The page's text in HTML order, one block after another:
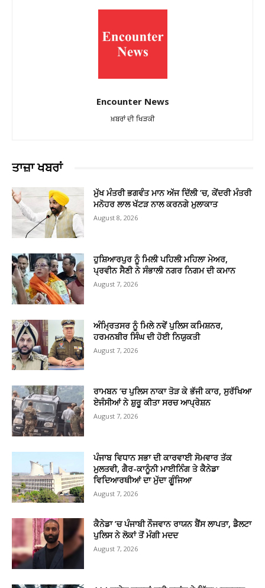
Encounter News
ਖ਼ਬਰਾਂ ਦੀ ਖਿੜਕੀ
ਤਾਜ਼ਾ ਖਬਰਾਂ
ਮੁੱਖ ਮੰਤਰੀ ਭਗਵੰਤ ਮਾਨ ਅੱਜ ਦਿੱਲੀ ’ਚ, ਕੇਂਦਰੀ ਮੰਤਰੀ
ਮਨੋਹਰ ਲਾਲ ਖੱਟੜ ਨਾਲ ਕਰਨਗੇ ਮੁਲਾਕਾਤ
August 8, 2026
ਹੁਸ਼ਿਆਰਪੁਰ ਨੂੰ ਮਿਲੀ ਪਹਿਲੀ ਮਹਿਲਾ ਮੇਅਰ,
ਪ੍ਰਵੀਨ ਸੈਣੀ ਨੇ ਸੰਭਾਲੀ ਨਗਰ ਨਿਗਮ ਦੀ ਕਮਾਨ
August 7, 2026
ਅੰਮ੍ਰਿਤਸਰ ਨੂੰ ਮਿਲੇ ਨਵੇਂ ਪੁਲਿਸ ਕਮਿਸ਼ਨਰ,
ਹਰਮਨਬੀਰ ਸਿੰਘ ਦੀ ਹੋਈ ਨਿਯੁਕਤੀ
August 7, 2026
ਰਾਮਬਨ ’ਚ ਪੁਲਿਸ ਨਾਕਾ ਤੋੜ ਕੇ ਭੱਜੀ ਕਾਰ, ਸੁਰੱਖਿਆ
ਏਜੰਸੀਆਂ ਨੇ ਸ਼ੁਰੂ ਕੀਤਾ ਸਰਚ ਆਪ੍ਰੇਸ਼ਨ
August 7, 2026
ਪੰਜਾਬ ਵਿਧਾਨ ਸਭਾ ਦੀ ਕਾਰਵਾਈ ਸੋਮਵਾਰ ਤੱਕ
ਮੁਲਤਵੀ, ਗੈਰ-ਕਾਨੂੰਨੀ ਮਾਈਨਿੰਗ ਤੇ ਕੈਨੇਡਾ
ਵਿਦਿਆਰਥੀਆਂ ਦਾ ਮੁੱਦਾ ਗੂੰਜਿਆ
August 7, 2026
ਕੈਨੇਡਾ ’ਚ ਪੰਜਾਬੀ ਨੌਜਵਾਨ ਰਾਯਨ ਬੈਂਸ ਲਾਪਤਾ, ਡੈਲਟਾ
ਪੁਲਿਸ ਨੇ ਲੋਕਾਂ ਤੋਂ ਮੰਗੀ ਮਦਦ
August 7, 2026